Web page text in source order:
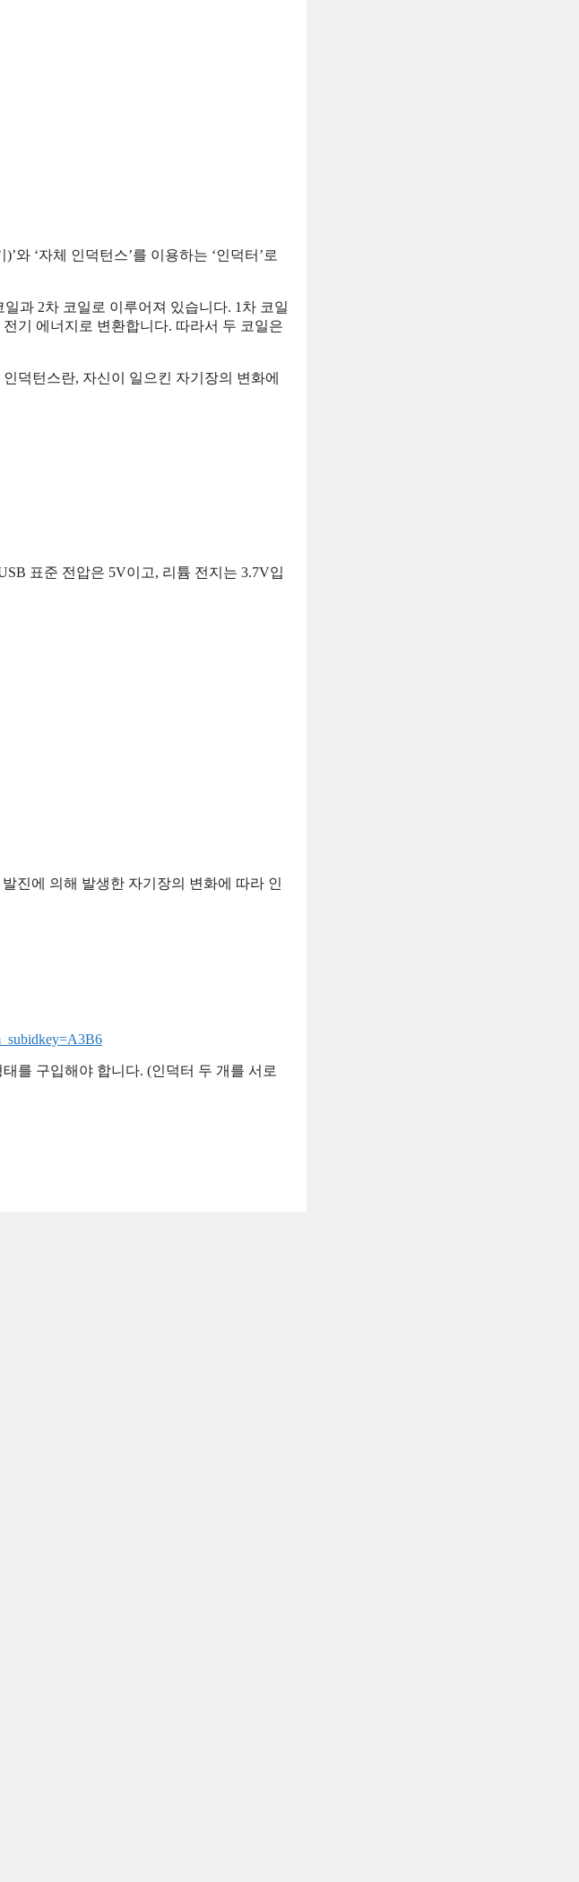
와 ‘자체 인덕턴스’를 이용하는 ‘인덕터’로
과 2차 코일로 이루어져 있습니다. 1차 코일
기 에너지로 변환합니다. 따라서 두 코일은
덕턴스란, 자신이 일으킨 자기장의 변화에
표준 전압은 5V이고, 리튬 전지는 3.7V입
진에 의해 발생한 자기장의 변화에 따라 인
를 구입해야 합니다. (인덕터 두 개를 서로